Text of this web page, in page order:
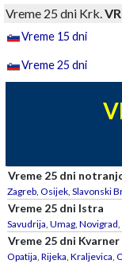
Vreme 25 dni Krk.
Vreme 15 dni
Vreme 25 dni
Vreme 25 dni
Zagreb, Osijek, Slavonski
Vreme 25 dni Istra
Savudrija, Umag, Novigrad,
Vreme 25 dni Kvarner
Opatija, Rijeka, Kraljevica,